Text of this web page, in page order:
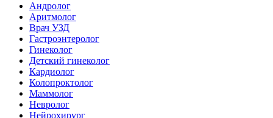
Андролог
Аритмолог
Врач УЗД
Гастроэнтеролог
Гинеколог
Детский гинеколог
Кардиолог
Колопроктолог
Маммолог
Невролог
Нейрохирург